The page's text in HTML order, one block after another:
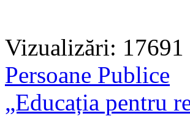
Vizualizări: 17691
Persoane Publice
„Educația pentru